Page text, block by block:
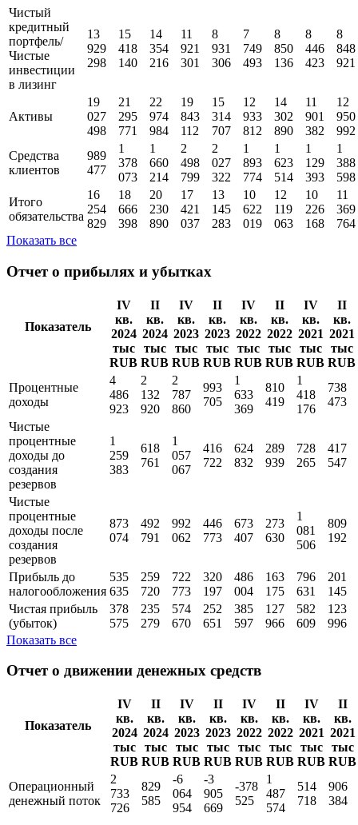
Чистый
кредитный
портфель/
Чистые
инвестиции
в лизинг
13
929
298
15
418
140
14
354
216
11
921
301
8
931
306
7
749
493
8
850
136
8
446
423
8
848
921
Активы
19
027
498
21
295
771
22
974
984
19
843
112
15
314
707
12
933
812
14
302
890
11
901
382
12
950
992
Средства
клиентов
989
477
1
378
073
1
660
214
2
498
799
2
027
322
1
893
774
1
623
514
1
129
393
1
388
598
Итого
обязательства
16
254
829
18
666
398
20
230
890
17
421
037
13
145
283
10
622
019
12
119
063
10
226
168
11
369
764
Показать все
Отчет о прибылях и убытках
Показатель
IV
кв.
2024
тыс
RUB
II
кв.
2024
тыс
RUB
IV
кв.
2023
тыс
RUB
II
кв.
2023
тыс
RUB
IV
кв.
2022
тыс
RUB
II
кв.
2022
тыс
RUB
IV
кв.
2021
тыс
RUB
II
кв.
2021
тыс
RUB
Процентные
доходы
4
486
923
2
132
920
2
787
860
993
705
1
633
369
810
419
1
418
176
738
473
Чистые
процентные
доходы до
создания
резервов
1
259
383
618
761
1
057
067
416
722
624
832
289
939
728
265
417
547
Чистые
процентные
доходы поcле
создания
резервов
873
074
492
791
992
062
446
773
673
407
273
630
1
081
506
809
192
Прибыль до
налогообложения
535
635
259
720
722
773
320
197
486
004
163
175
796
631
201
145
Чистая прибыль
(убыток)
378
575
235
279
574
670
252
651
385
597
127
966
582
609
123
996
Показать все
Отчет о движении денежных средств
Показатель
IV
кв.
2024
тыс
RUB
II
кв.
2024
тыс
RUB
IV
кв.
2023
тыс
RUB
II
кв.
2023
тыс
RUB
IV
кв.
2022
тыс
RUB
II
кв.
2022
тыс
RUB
IV
кв.
2021
тыс
RUB
II
кв.
2021
тыс
RUB
Операционный
денежный поток
2
733
726
829
585
-6
064
954
-3
905
669
-378
525
1
487
574
514
718
906
384